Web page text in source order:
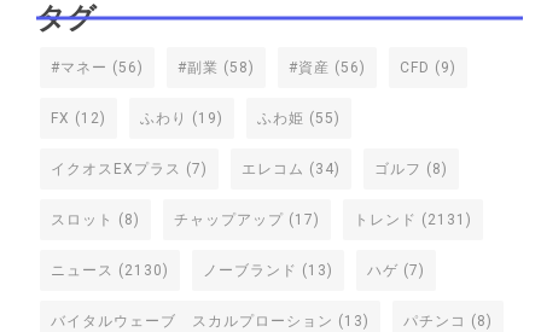
タグ
#マネー (56) #副業 (58) #資産 (56) CFD (9)
FX (12) ふわり (19) ふわ姫 (55)
イクオスEXプラス (7) エレコム (34) ゴルフ (8)
スロット (8) チャップアップ (17) トレンド (2131)
ニュース (2130) ノーブランド (13) ハゲ (7)
バイタルウェーブ スカルプローション (13) パチンコ (8)